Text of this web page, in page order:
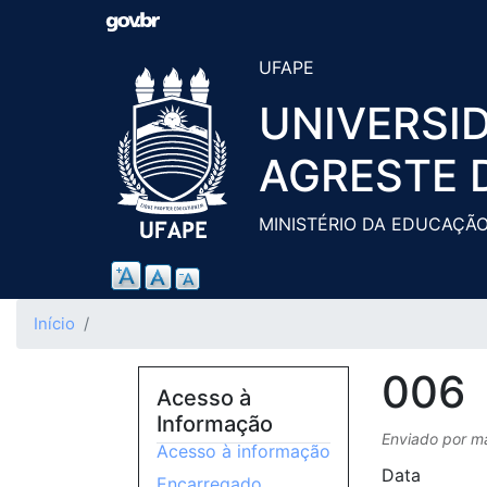
UFAPE
AGRESTE
MINISTÉRIO DA
Início
006
Enviado por
Data
Acesso à
Informação
Acesso à informação